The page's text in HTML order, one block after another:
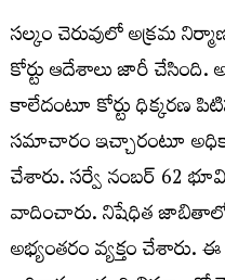
సల్కం చెరువులో అక్రమ
కోర్టు ఆదేశాలు జారీ చేసింది.
కాలేదంటూ కోర్టు ధిక్కరణ
సమాచారం ఇచ్చారంటూ
చేశారు. సర్వే నంబర్ 62
వాదించారు. నిషేధిత
అభ్యంతరం వ్యక్తం